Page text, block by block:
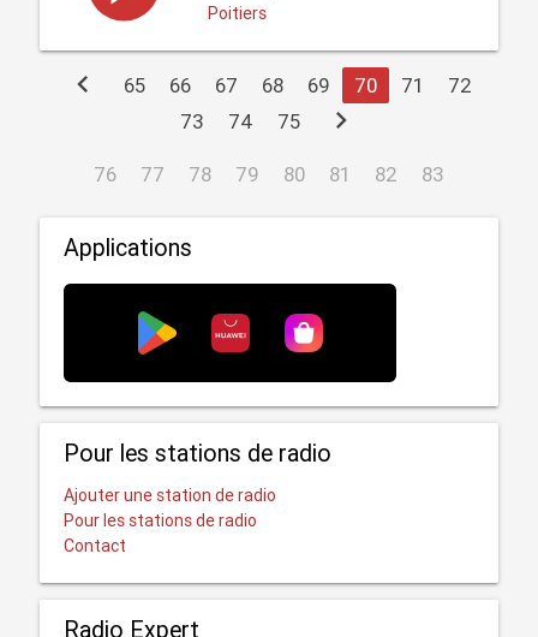
Poitiers
chevron_left 65 66 67 68 69 70 71
72
73
74 75 chevron_right
76 77 78 79 80 81 82 83
Applications
Pour les stations de radio
Ajouter une station de radio
Pour les stations de radio
Contact
Radio Expert